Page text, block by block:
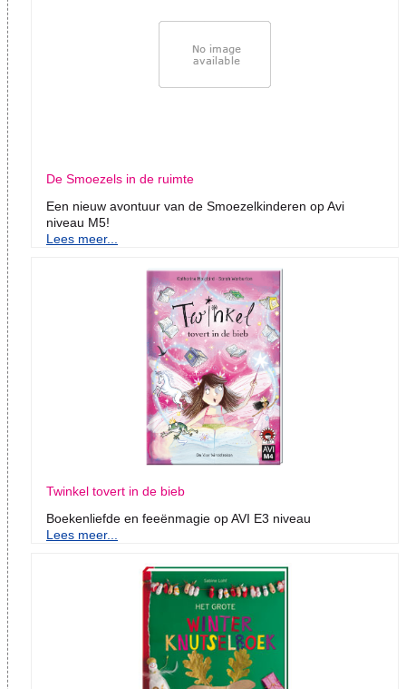
De Smoezels in de ruimte
Een nieuw avontuur van de Smoezelkinderen op Avi
niveau M5!
Lees meer...
Twinkel tovert in de bieb
Boekenliefde en feeënmagie op AVI E3 niveau
Lees meer...